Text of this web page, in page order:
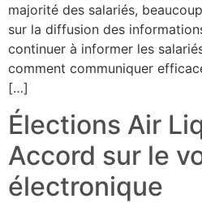
majorité des salariés,
sur la diffusion des
continuer à informer les
comment communiquer
[…]
Élections Air
Accord sur le
électronique